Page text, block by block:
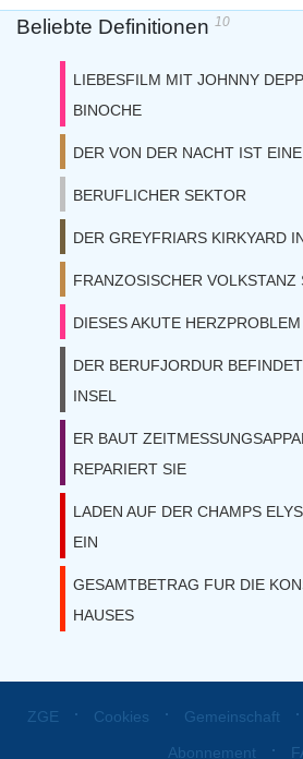
Beliebte Definitionen 10
LIEBESFILM MIT JOHNNY
BINOCHE
DER VON DER NACHT IST
BERUFLICHER SEKTOR
DER GREYFRIARS KIRKYARD
FRANZOSISCHER VOLKSTANZ
DIESES AKUTE
DER BERUFJORDUR
INSEL
ER BAUT
REPARIERT SIE
LADEN AUF DER CHAMPS
EIN
GESAMTBETRAG FUR DIE
HAUSES
ZGE ⋅ Cookies ⋅ Gemeinschaft ⋅
Abonnement ⋅